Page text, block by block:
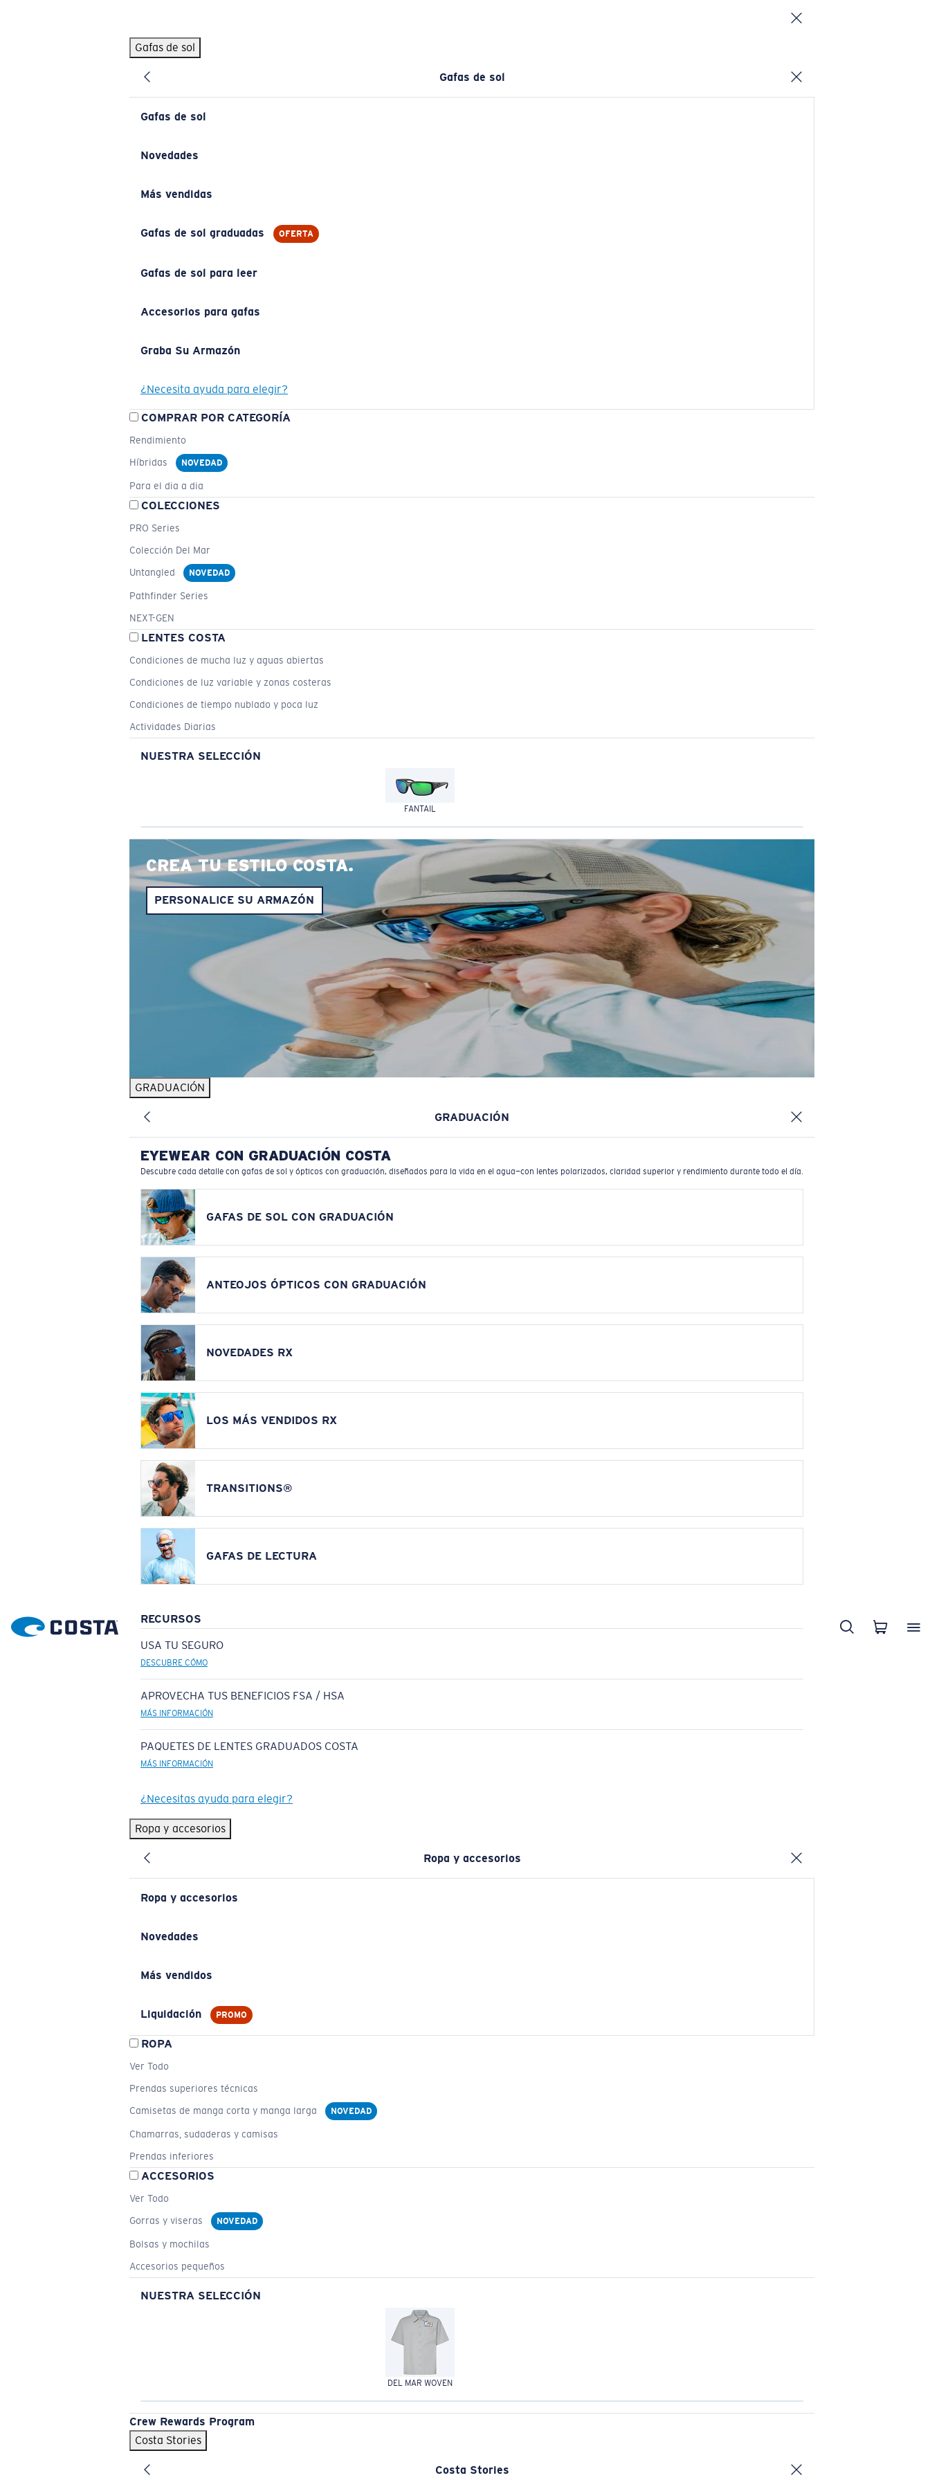
Gafas de sol
Gafas de sol
Gafas de sol
Novedades
Más vendidas
Gafas de sol graduadas OFERTA
Gafas de sol para leer
Accesorios para gafas
Graba Su Armazón
¿Necesita ayuda para elegir?
COMPRAR POR CATEGORÍA
Rendimiento
Híbridas
NOVEDAD
Para el dia a dia
COLECCIONES
PRO Series
Colección Del Mar
Untangled
NOVEDAD
Pathfinder Series
NEXT-GEN
LENTES COSTA
Condiciones de mucha luz y aguas abiertas
Condiciones de luz variable y zonas costeras
Condiciones de tiempo nublado y poca luz
Actividades Diarias
NUESTRA SELECCIÓN
FANTAIL
CREA TU ESTILO COSTA.
PERSONALICE SU ARMAZÓN
GRADUACIÓN
GRADUACIÓN
EYEWEAR CON GRADUACIÓN COSTA
Descubre cada detalle con gafas de sol y ópticos con graduación, diseñados para la vida en el agua—con lentes polarizados, claridad superior y rendimiento durante todo el día.
GAFAS DE SOL CON GRADUACIÓN
ANTEOJOS ÓPTICOS CON GRADUACIÓN
NOVEDADES RX
LOS MÁS VENDIDOS RX
TRANSITIONS®
GAFAS DE LECTURA
RECURSOS
USA TU SEGURO
DESCUBRE CÓMO
APROVECHA TUS BENEFICIOS FSA / HSA
MÁS INFORMACIÓN
PAQUETES DE LENTES GRADUADOS COSTA
MÁS INFORMACIÓN
¿Necesitas ayuda para elegir?
Ropa y accesorios
Ropa y accesorios
Ropa y accesorios
Novedades
Más vendidos
Liquidación PROMO
ROPA
Ver Todo
Prendas superiores técnicas
Camisetas de manga corta y manga larga
NOVEDAD
Chamarras, sudaderas y camisas
Prendas inferiores
ACCESORIOS
Ver Todo
Gorras y viseras
NOVEDAD
Bolsas y mochilas
Accesorios pequeños
NUESTRA SELECCIÓN
DEL MAR WOVEN
Crew Rewards Program
Costa Stories
Costa Stories
BÚSQUEDAS POPULARES
Pilothouse PRO Limited Edition Pack
Gafas de sol personalizadas
Los más vendidos de gafas de sol